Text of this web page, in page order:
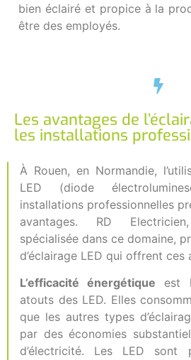
bien éclairé et propice à la
être des employés.
Les avantages de
les installations
À Rouen, en Normandie,
LED (diode
installations professionnelles
avantages. RD
spécialisée dans ce domaine,
d’éclairage LED qui offrent ces
L’efficacité énergétique est
atouts des LED. Elles
que les autres types
par des économies
d’électricité. Les LED